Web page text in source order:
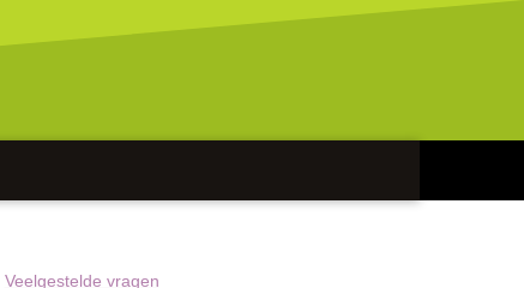
Veelgestelde vragen